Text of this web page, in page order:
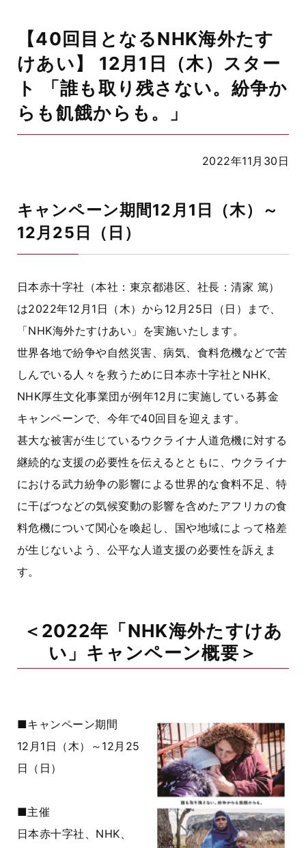
【40回目となるNHK海外たす
けあい】 12月1日（木）スター
ト 「誰も取り残さない。紛争か
らも飢餓からも。」
2022年11月30日
キャンペーン期間12月1日（木）～
12月25日（日）
日本赤十字社（本社：東京都港区、社長：清家 篤）
は2022年12月1日（木）から12月25日（日）まで、
「NHK海外たすけあい」を実施いたします。
世界各地で紛争や自然災害、病気、食料危機などで苦
しんでいる人々を救うために日本赤十字社とNHK、
NHK厚生文化事業団が例年12月に実施している募金
キャンペーンで、今年で40回目を迎えます。
甚大な被害が生じているウクライナ人道危機に対する
継続的な支援の必要性を伝えるとともに、ウクライナ
における武力紛争の影響による世界的な食料不足、特
に干ばつなどの気候変動の影響を含めたアフリカの食
料危機について関心を喚起し、国や地域によって格差
が生じないよう、公平な人道支援の必要性を訴えま
す。
＜2022年「NHK海外たすけあ
い」キャンペーン概要＞
■キャンペーン期間
12月1日（木）～12月25
日（日）
■主催
日本赤十字社、NHK、